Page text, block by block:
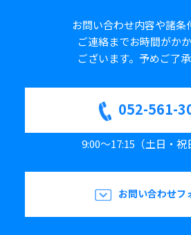
お問い合わせ内容や諸条
ご連絡までお時間がか
ございます。 予めご了承
052-561-
9:00～17:15（土日・祝
お問い合わせフ